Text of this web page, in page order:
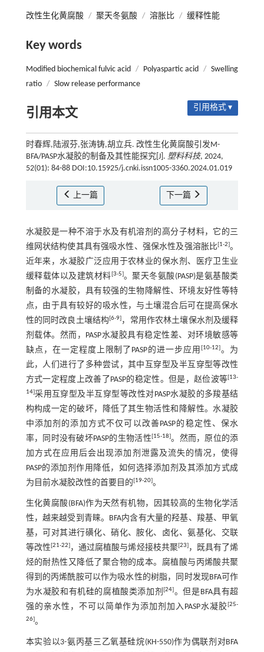
改性生化黄腐酸 / 聚天冬氨酸 / 溶胀比 / 缓释性能
Key words
Modified biochemical fulvic acid / Polyaspartic acid / Swelling
ratio / Slow release performance
引用本文 引用格式 ▾
时春辉,陆淑芬,张涛铸,胡立兵. 改性生化黄腐酸引发M-
BFA/PASP水凝胶的制备及其性能探究[J]. 塑料科技, 2024,
52(01): 84-88 DOI:10.15925/j.cnki.issn1005-3360.2024.01.019
上一篇 下一篇
水凝胶是一种不溶于水及有机溶剂的高分子材料，它的三
维网状结构使其具有强吸水性、强保水性及强溶胀比[1-2]。
近年来，水凝胶广泛应用于农林业的保水剂、医疗卫生业
缓释载体以及建筑材料[3-5]。聚天冬氨酸(PASP)是氨基酸类
制备的水凝胶，具有较强的生物降解性、环境友好性等特
点，由于具有较好的吸水性，与土壤混合后可在提高保水
性的同时改良土壤结构[6-9] ，常用作农林土壤保水剂及缓释
剂载体。然而，PASP水凝胶具有稳定性差、对环境敏感等
缺点，在一定程度上限制了PASP的进一步应用[10-12]。为
此，人们进行了多种尝试，其中互穿型及半互穿型等改性
方式一定程度上改善了PASP的稳定性。但是，赵俭波等[13-
14]采用互穿型及半互穿型等改性对PASP水凝胶的多羧基结
构构成一定的破坏，降低了其生物活性和降解性。水凝胶
中添加剂的添加方式不仅可以改善PASP的稳定性、保水
率，同时没有破坏PASP的生物活性[15-18]。然而，原位的添
加方式在应用后会出现添加剂泄露及流失的情况，使得
PASP的添加剂作用降低，如何选择添加剂及其添加方式成
为目前水凝胶改性的首要目的[19-20]。
生化黄腐酸(BFA)作为天然有机物，因其较高的生物化学活
性，越来越受到青睐。BFA内含有大量的羟基、羧基、甲氧
基，可对其进行磺化、硝化、胺化、卤化、氨基化、交联
等改性[21-22]，通过腐植酸与烯烃接枝共聚[23]，既具有了烯
烃的耐热性又降低了聚合物的成本。腐植酸与丙烯酸共聚
得到的丙烯酰胺可以作为吸水性的树脂，同时发现BFA可作
为水凝胶和有机硅的腐植酸类添加剂[24]。但是BFA具有超
强的亲水性，不可以简单作为添加剂加入PASP水凝胶[25-
26]。
本实验以3-氨丙基三乙氧基硅烷(KH-550)作为偶联剂对BFA